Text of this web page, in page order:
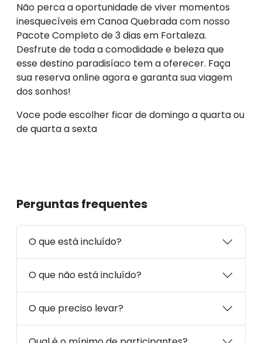
Não perca a oportunidade de viver momentos
inesquecíveis em Canoa Quebrada com nosso
Pacote Completo de 3 dias em Fortaleza.
Desfrute de toda a comodidade e beleza que
esse destino paradisíaco tem a oferecer. Faça
sua reserva online agora e garanta sua viagem
dos sonhos!
Voce pode escolher ficar de domingo a quarta ou
de quarta a sexta
Perguntas frequentes
O que está incluído?
O que não está incluído?
O que preciso levar?